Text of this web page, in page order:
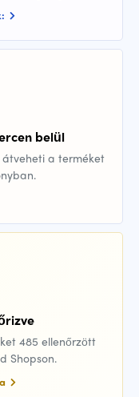
belül
a terméket
485 ellenőrzött
Shopson.